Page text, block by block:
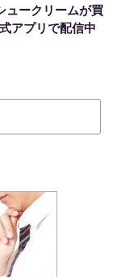
ュークリームが買
アプリで配信中